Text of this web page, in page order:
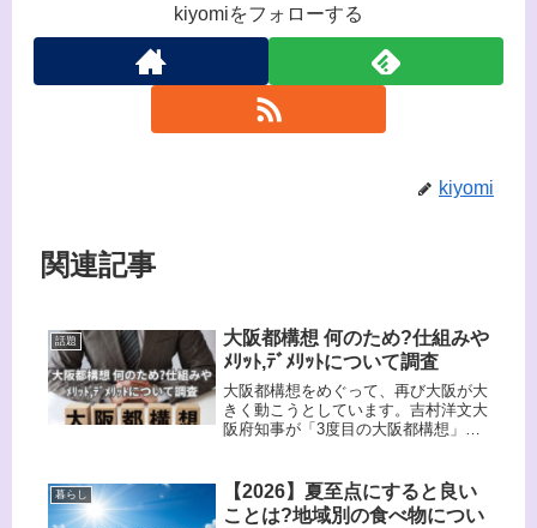
kiyomiをフォローする
kiyomi
関連記事
話題
大阪都構想 何のため?仕組みや
ﾒﾘｯﾄ,ﾃﾞﾒﾘｯﾄについて調査
大阪都構想をめぐって、再び大阪が大
きく動こうとしています。吉村洋文大
阪府知事が「3度目の大阪都構想」を
に踏み切る方針を示したというニュー
スが話題になっています。​​この記事...
暮らし
【2026】夏至点にすると良い
ことは?地域別の食べ物につい